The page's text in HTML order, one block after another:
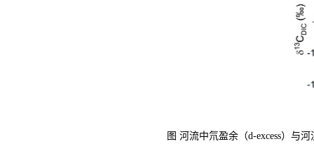
图 河流中氘盈余（d-excess）与河